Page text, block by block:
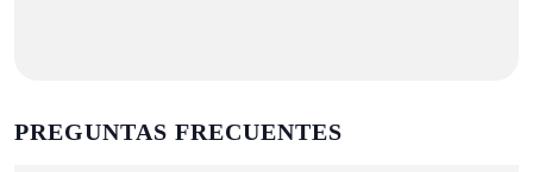
PREGUNTAS FRECUENTES